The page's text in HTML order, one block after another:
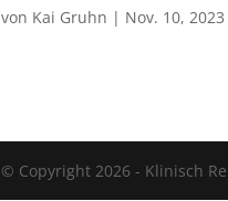
von Kai Gruhn | Nov. 10, 2023
© Copyright 2026 - Klinisch